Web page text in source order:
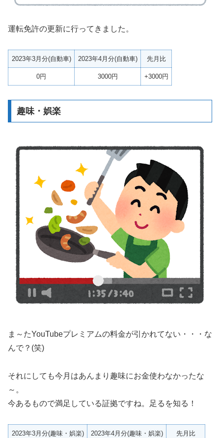
運転免許の更新に行ってきました。
2023年3月分(自動車) 2023年4月分(自動車) 先月比
0円 3000円 +3000円
趣味・娯楽
ま～たYouTubeプレミアムの料金が引かれてない・・・な
んで？(笑)
それにしても今月はあんまり趣味にお金使わなかったな
～。
今あるもので満足している証拠ですね。足るを知る！
2023年3月分(趣味・娯楽) 2023年4月分(趣味・娯楽) 先月比